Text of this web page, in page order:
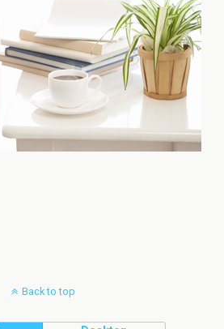
Back to top